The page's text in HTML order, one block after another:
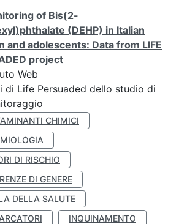
of Bis(2-
(DEHP) in Italian
and adolescents: Data from LIFE
project
Web
di Life Persuaded dello studio di
CHIMICI
DI RISCHIO
DI GENERE
DELLA SALUTE
INQUINAMENTO